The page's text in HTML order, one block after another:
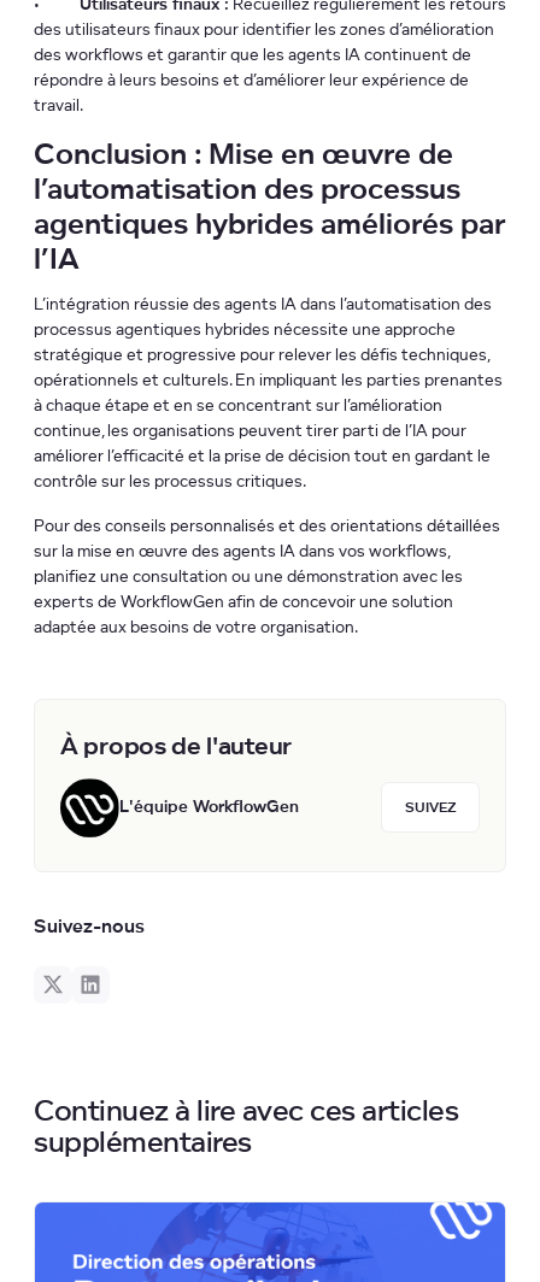
• Utilisateurs finaux : Recueillez régulièrement les retours
des utilisateurs finaux pour identifier les zones d’amélioration
des workflows et garantir que les agents IA continuent de
répondre à leurs besoins et d’améliorer leur expérience de
travail.
Conclusion : Mise en œuvre de
l’automatisation des processus
agentiques hybrides améliorés par
l’IA
L’intégration réussie des agents IA dans l’automatisation des
processus agentiques hybrides nécessite une approche
stratégique et progressive pour relever les défis techniques,
opérationnels et culturels. En impliquant les parties prenantes
à chaque étape et en se concentrant sur l’amélioration
continue, les organisations peuvent tirer parti de l’IA pour
améliorer l’efficacité et la prise de décision tout en gardant le
contrôle sur les processus critiques.
Pour des conseils personnalisés et des orientations détaillées
sur la mise en œuvre des agents IA dans vos workflows,
planifiez une consultation ou une démonstration avec les
experts de WorkflowGen afin de concevoir une solution
adaptée aux besoins de votre organisation.
À propos de l'auteur
L'équipe WorkflowGen SUIVEZ
Suivez-nous
Continuez à lire avec ces articles
supplémentaires